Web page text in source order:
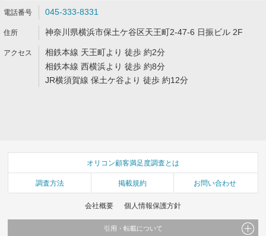
045-333-8331
神奈川県横浜市保土ケ谷区天王町2-47-6 日振ビル 2F
相鉄本線 天王町より 徒歩 約2分
相鉄本線 西横浜より 徒歩 約8分
JR横須賀線 保土ケ谷より 徒歩 約12分
オリコン顧客満足度調査とは
調査方法 掲載規約 お問い合わせ
会社概要 個人情報保護方針
引用・転載について